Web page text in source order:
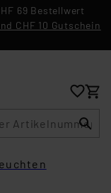
69 Bestellwert
CHF 10 Gutschein